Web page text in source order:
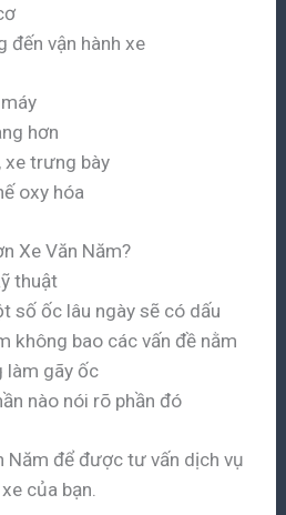
đến vận hành xe
hơn
xe trưng bày
oxy hóa
Xe Văn Năm?
thuật
số ốc lâu ngày sẽ có dấu
không bao các vấn đề nằm
làm gãy ốc
nào nói rõ phần đó
Năm để được tư vấn dịch vụ
của bạn.